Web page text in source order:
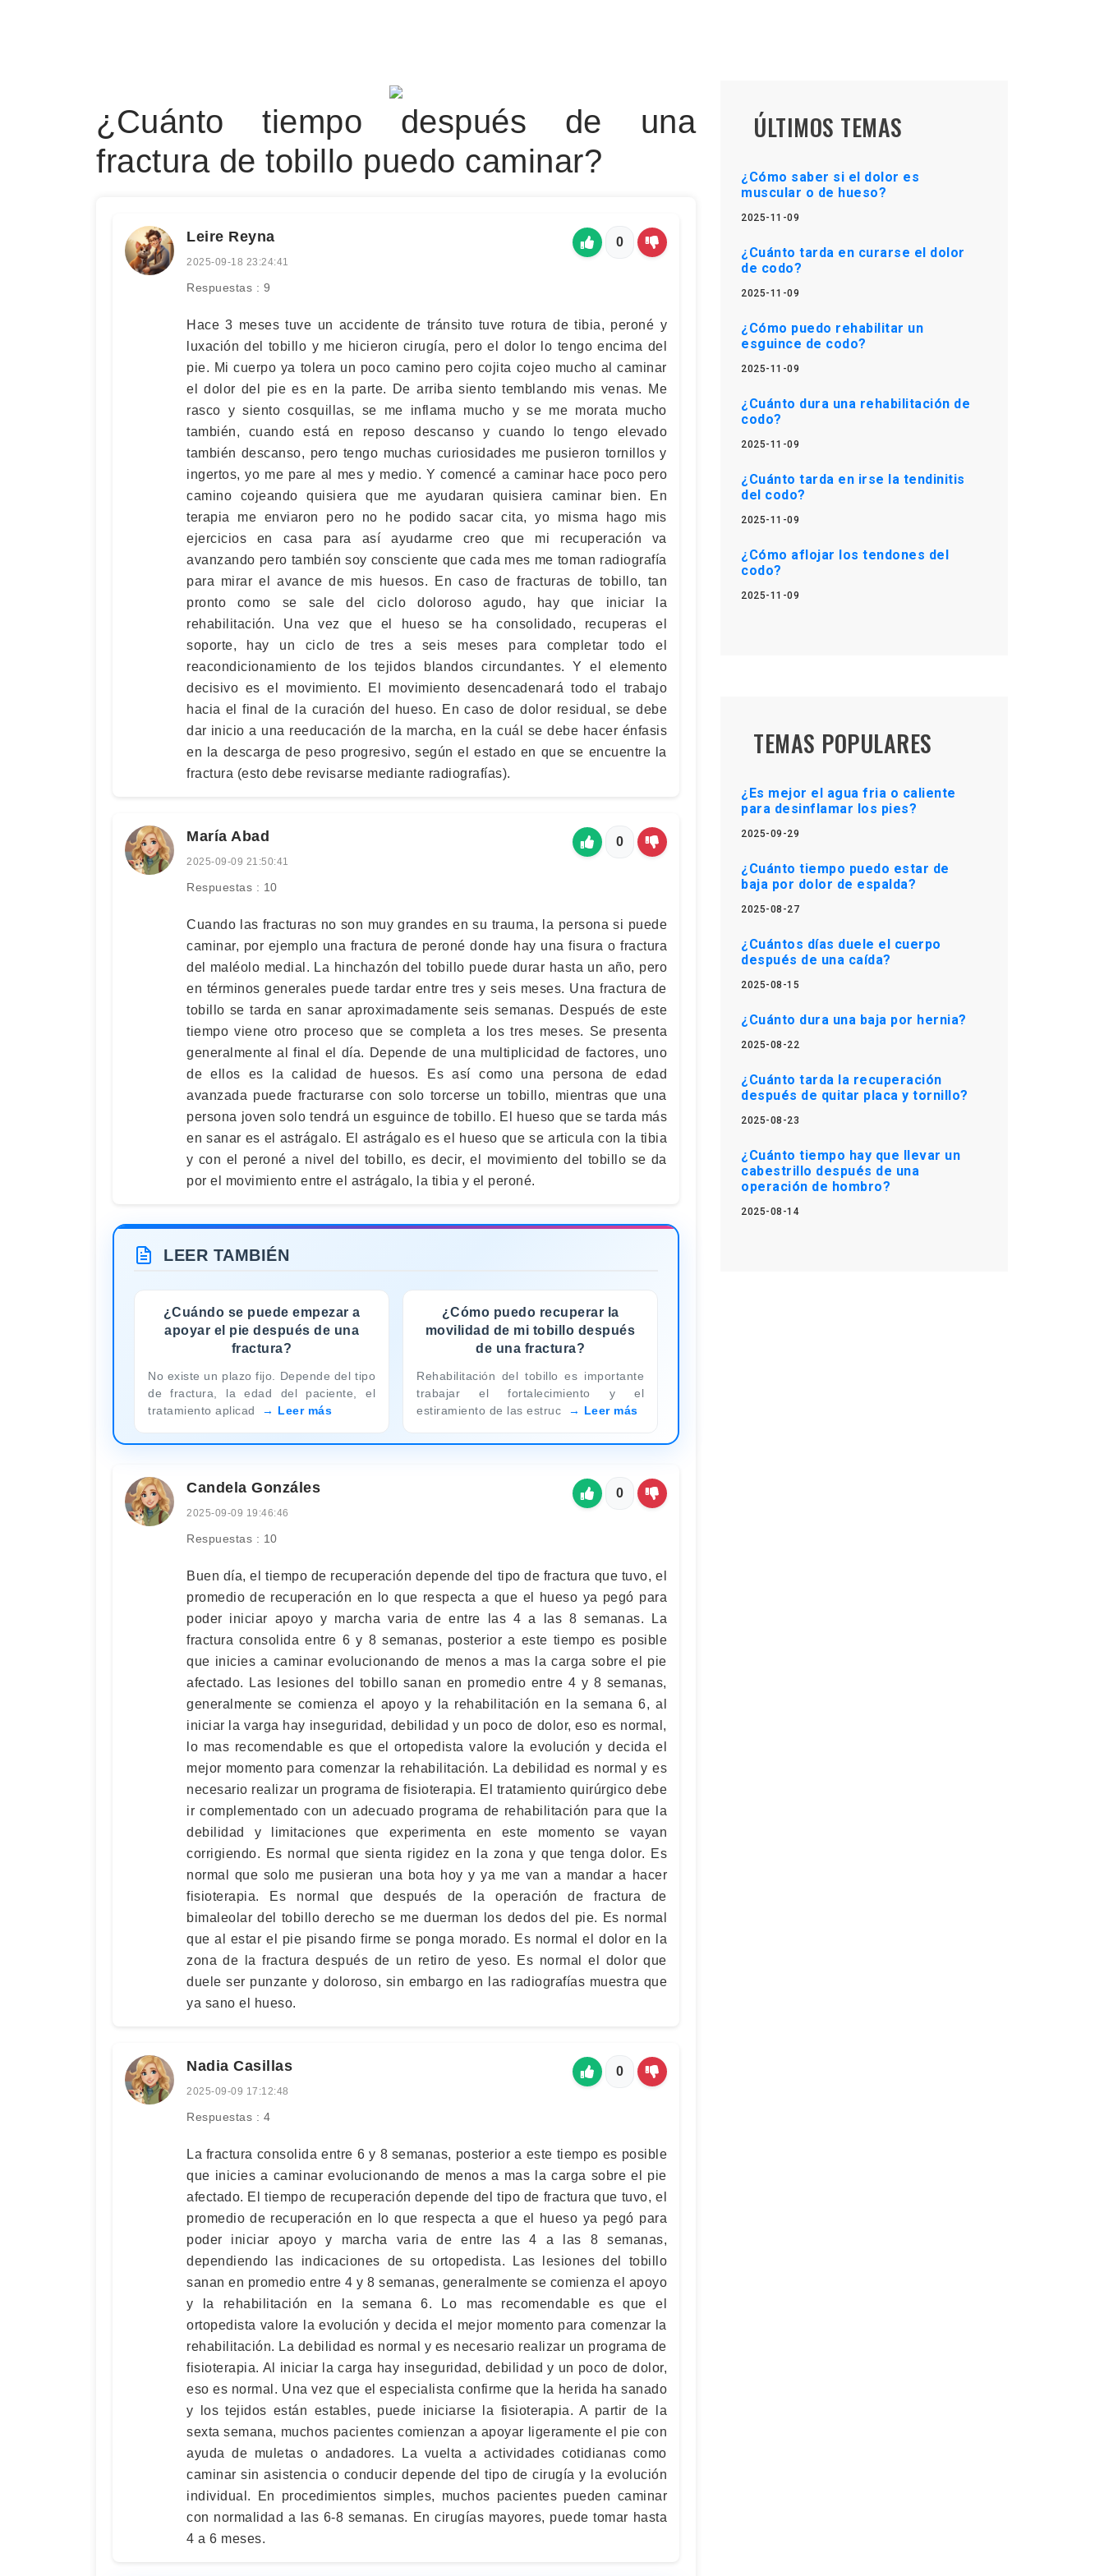
¿Cuánto tiempo después de una
fractura de tobillo puedo caminar?
Leire Reyna
2025-09-18 23:24:41
Respuestas : 9
0
Hace 3 meses tuve un accidente de tránsito tuve rotura de tibia, peroné y
luxación del tobillo y me hicieron cirugía, pero el dolor lo tengo encima del
pie. Mi cuerpo ya tolera un poco camino pero cojita cojeo mucho al caminar
el dolor del pie es en la parte. De arriba siento temblando mis venas. Me
rasco y siento cosquillas, se me inflama mucho y se me morata mucho
también, cuando está en reposo descanso y cuando lo tengo elevado
también descanso, pero tengo muchas curiosidades me pusieron tornillos y
ingertos, yo me pare al mes y medio. Y comencé a caminar hace poco pero
camino cojeando quisiera que me ayudaran quisiera caminar bien. En
terapia me enviaron pero no he podido sacar cita, yo misma hago mis
ejercicios en casa para así ayudarme creo que mi recuperación va
avanzando pero también soy consciente que cada mes me toman radiografía
para mirar el avance de mis huesos. En caso de fracturas de tobillo, tan
pronto como se sale del ciclo doloroso agudo, hay que iniciar la
rehabilitación. Una vez que el hueso se ha consolidado, recuperas el
soporte, hay un ciclo de tres a seis meses para completar todo el
reacondicionamiento de los tejidos blandos circundantes. Y el elemento
decisivo es el movimiento. El movimiento desencadenará todo el trabajo
hacia el final de la curación del hueso. En caso de dolor residual, se debe
dar inicio a una reeducación de la marcha, en la cuál se debe hacer énfasis
en la descarga de peso progresivo, según el estado en que se encuentre la
fractura (esto debe revisarse mediante radiografías).
María Abad
2025-09-09 21:50:41
Respuestas : 10
0
Cuando las fracturas no son muy grandes en su trauma, la persona si puede
caminar, por ejemplo una fractura de peroné donde hay una fisura o fractura
del maléolo medial. La hinchazón del tobillo puede durar hasta un año, pero
en términos generales puede tardar entre tres y seis meses. Una fractura de
tobillo se tarda en sanar aproximadamente seis semanas. Después de este
tiempo viene otro proceso que se completa a los tres meses. Se presenta
generalmente al final el día. Depende de una multiplicidad de factores, uno
de ellos es la calidad de huesos. Es así como una persona de edad
avanzada puede fracturarse con solo torcerse un tobillo, mientras que una
persona joven solo tendrá un esguince de tobillo. El hueso que se tarda más
en sanar es el astrágalo. El astrágalo es el hueso que se articula con la tibia
y con el peroné a nivel del tobillo, es decir, el movimiento del tobillo se da
por el movimiento entre el astrágalo, la tibia y el peroné.
LEER TAMBIÉN
¿Cuándo se puede empezar a
apoyar el pie después de una
fractura?
No existe un plazo fijo. Depende del tipo
de fractura, la edad del paciente, el
tratamiento aplicad
Leer más
¿Cómo puedo recuperar la
movilidad de mi tobillo después
de una fractura?
Rehabilitación del tobillo es importante
trabajar el fortalecimiento y el
estiramiento de las estruc
Leer más
Candela Gonzáles
2025-09-09 19:46:46
Respuestas : 10
0
Buen día, el tiempo de recuperación depende del tipo de fractura que tuvo, el
promedio de recuperación en lo que respecta a que el hueso ya pegó para
poder iniciar apoyo y marcha varia de entre las 4 a las 8 semanas. La
fractura consolida entre 6 y 8 semanas, posterior a este tiempo es posible
que inicies a caminar evolucionando de menos a mas la carga sobre el pie
afectado. Las lesiones del tobillo sanan en promedio entre 4 y 8 semanas,
generalmente se comienza el apoyo y la rehabilitación en la semana 6, al
iniciar la varga hay inseguridad, debilidad y un poco de dolor, eso es normal,
lo mas recomendable es que el ortopedista valore la evolución y decida el
mejor momento para comenzar la rehabilitación. La debilidad es normal y es
necesario realizar un programa de fisioterapia. El tratamiento quirúrgico debe
ir complementado con un adecuado programa de rehabilitación para que la
debilidad y limitaciones que experimenta en este momento se vayan
corrigiendo. Es normal que sienta rigidez en la zona y que tenga dolor. Es
normal que solo me pusieran una bota hoy y ya me van a mandar a hacer
fisioterapia. Es normal que después de la operación de fractura de
bimaleolar del tobillo derecho se me duerman los dedos del pie. Es normal
que al estar el pie pisando firme se ponga morado. Es normal el dolor en la
zona de la fractura después de un retiro de yeso. Es normal el dolor que
duele ser punzante y doloroso, sin embargo en las radiografías muestra que
ya sano el hueso.
Nadia Casillas
2025-09-09 17:12:48
Respuestas : 4
0
La fractura consolida entre 6 y 8 semanas, posterior a este tiempo es posible
que inicies a caminar evolucionando de menos a mas la carga sobre el pie
afectado. El tiempo de recuperación depende del tipo de fractura que tuvo, el
promedio de recuperación en lo que respecta a que el hueso ya pegó para
poder iniciar apoyo y marcha varia de entre las 4 a las 8 semanas,
dependiendo las indicaciones de su ortopedista. Las lesiones del tobillo
sanan en promedio entre 4 y 8 semanas, generalmente se comienza el apoyo
y la rehabilitación en la semana 6. Lo mas recomendable es que el
ortopedista valore la evolución y decida el mejor momento para comenzar la
rehabilitación. La debilidad es normal y es necesario realizar un programa de
fisioterapia. Al iniciar la carga hay inseguridad, debilidad y un poco de dolor,
eso es normal. Una vez que el especialista confirme que la herida ha sanado
y los tejidos están estables, puede iniciarse la fisioterapia. A partir de la
sexta semana, muchos pacientes comienzan a apoyar ligeramente el pie con
ayuda de muletas o andadores. La vuelta a actividades cotidianas como
caminar sin asistencia o conducir depende del tipo de cirugía y la evolución
individual. En procedimientos simples, muchos pacientes pueden caminar
con normalidad a las 6-8 semanas. En cirugías mayores, puede tomar hasta
4 a 6 meses.
ÚLTIMOS TEMAS
¿Cómo saber si el dolor es
muscular o de hueso?
2025-11-09
¿Cuánto tarda en curarse el dolor
de codo?
2025-11-09
¿Cómo puedo rehabilitar un
esguince de codo?
2025-11-09
¿Cuánto dura una rehabilitación de
codo?
2025-11-09
¿Cuánto tarda en irse la tendinitis
del codo?
2025-11-09
¿Cómo aflojar los tendones del
codo?
2025-11-09
TEMAS POPULARES
¿Es mejor el agua fria o caliente
para desinflamar los pies?
2025-09-29
¿Cuánto tiempo puedo estar de
baja por dolor de espalda?
2025-08-27
¿Cuántos días duele el cuerpo
después de una caída?
2025-08-15
¿Cuánto dura una baja por hernia?
2025-08-22
¿Cuánto tarda la recuperación
después de quitar placa y tornillo?
2025-08-23
¿Cuánto tiempo hay que llevar un
cabestrillo después de una
operación de hombro?
2025-08-14